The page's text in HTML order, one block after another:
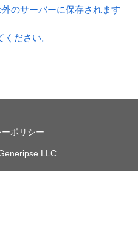
のサーバーに保存されます
ださい。
ポリシー
LLC.